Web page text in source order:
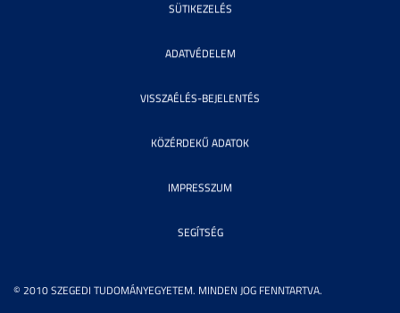
© 2010 SZEGEDI TUDOMÁNYEGYETEM. MINDEN JOG FENNTARTVA.
SÜTIKEZELÉS
ADATVÉDELEM
VISSZAÉLÉS-BEJELENTÉS
KÖZÉRDEKŰ ADATOK
IMPRESSZUM
SEGÍTSÉG